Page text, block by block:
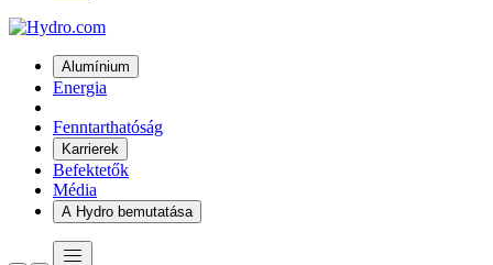
Alumínium
Energia
Fenntarthatóság
Karrierek
Befektetők
Média
A Hydro bemutatása